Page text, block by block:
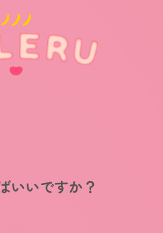
いいですか？